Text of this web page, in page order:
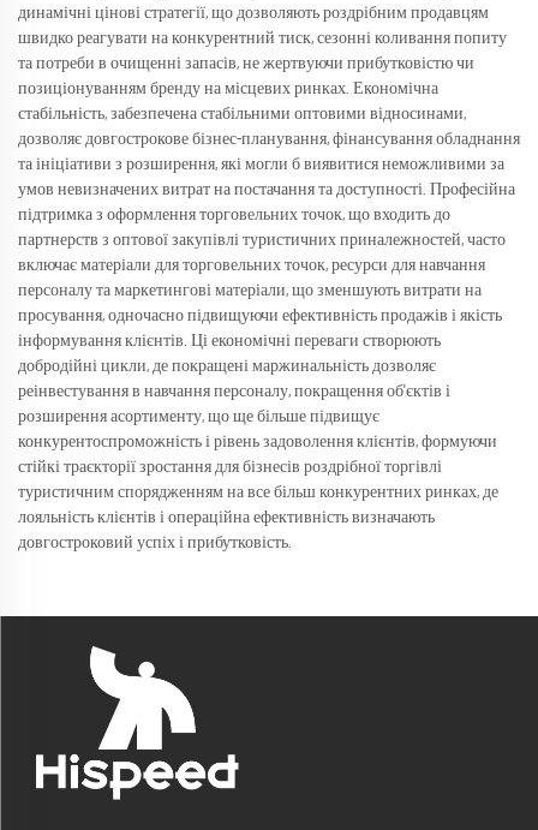
динамічні цінові стратегії, що дозволяють роздрібним продавцям
швидко реагувати на конкурентний тиск, сезонні коливання попиту
та потреби в очищенні запасів, не жертвуючи прибутковістю чи
позиціонуванням бренду на місцевих ринках. Економічна
стабільність, забезпечена стабільними оптовими відносинами,
дозволяє довгострокове бізнес-планування, фінансування обладнання
та ініціативи з розширення, які могли б виявитися неможливими за
умов невизначених витрат на постачання та доступності. Професійна
підтримка з оформлення торговельних точок, що входить до
партнерств з оптової закупівлі туристичних приналежностей, часто
включає матеріали для торговельних точок, ресурси для навчання
персоналу та маркетингові матеріали, що зменшують витрати на
просування, одночасно підвищуючи ефективність продажів і якість
інформування клієнтів. Ці економічні переваги створюють
добродійні цикли, де покращені маржинальність дозволяє
реінвестування в навчання персоналу, покращення об'єктів і
розширення асортименту, що ще більше підвищує
конкурентоспроможність і рівень задоволення клієнтів, формуючи
стійкі траєкторії зростання для бізнесів роздрібної торгівлі
туристичним спорядженням на все більш конкурентних ринках, де
лояльність клієнтів і операційна ефективність визначають
довгостроковий успіх і прибутковість.